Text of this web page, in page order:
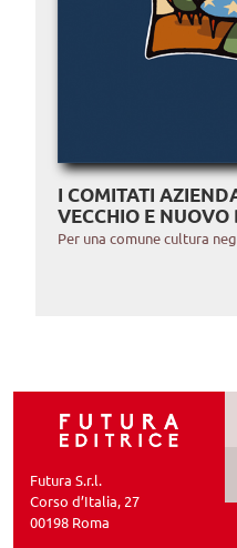
I COMITATI
VECCHIO E NUOVO
Per una comune cultura
Futura S.r.l.
Corso d’Italia, 27
00198 Roma